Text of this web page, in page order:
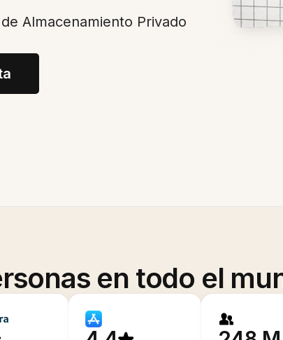
Almacenamiento Privado
en todo el